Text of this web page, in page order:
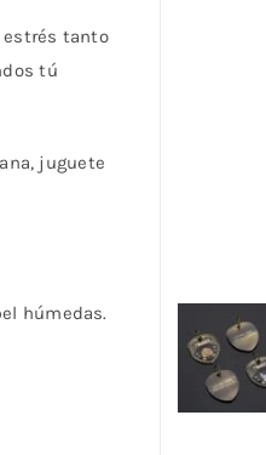
estrés tanto
tú
juguete
húmedas.